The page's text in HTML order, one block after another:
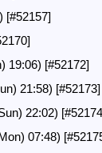
[#52157]
19:06) [#52172]
21:58) [#52173]
22:02)
07:48)